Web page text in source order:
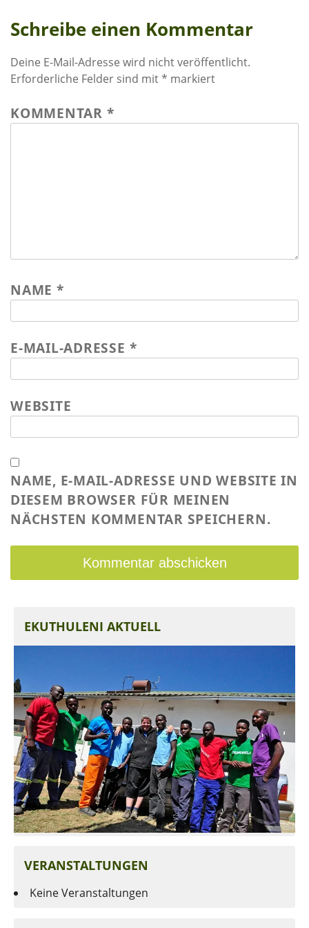
Schreibe einen Kommentar
Deine E-Mail-Adresse wird nicht veröffentlicht.
Erforderliche Felder sind mit* markiert
KOMMENTAR *
NAME *
E-MAIL-ADRESSE *
WEBSITE
NAME, E-MAIL-ADRESSE UND WEBSITE IN
DIESEM BROWSER FÜR MEINEN
NÄCHSTEN KOMMENTAR SPEICHERN.
EKUTHULENI AKTUELL
VERANSTALTUNGEN
Keine Veranstaltungen